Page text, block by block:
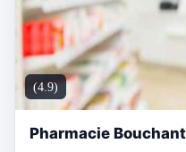
(4.9)
Pharmacie Bouchant